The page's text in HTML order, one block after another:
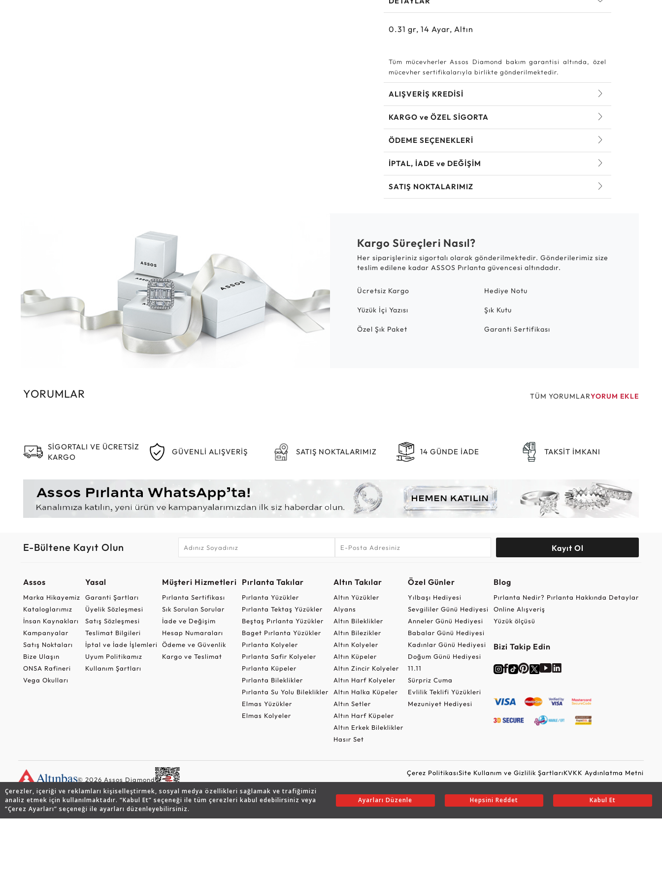
Çerezler, içeriği ve reklamları kişiselleştirmek, sosyal medya özellikleri sağlamak ve trafiğimizi
analiz etmek için kullanılmaktadır. “Kabul Et” seçeneği ile tüm çerezleri kabul edebilirsiniz veya
“Çerez Ayarları” seçeneği ile ayarları düzenleyebilirsiniz.
Ayarları Düzenle Hepsini Reddet Kabul Et
0.31gr,14Ayar, Altın
Tüm mücevherler Assos Diamond bakım garantisi altında, özel
mücevher sertifikalarıyla birlikte gönderilmektedir.
ALIŞVERİŞ KREDİSİ
KARGO ve ÖZEL SİGORTA
ÖDEME SEÇENEKLERİ
İPTAL, İADE ve DEĞİŞİM
SATIŞ NOKTALARIMIZ
Kargo Süreçleri Nasıl?
Her siparişleriniz sigortalı olarak gönderilmektedir. Gönderilerimiz size
teslim edilene kadar ASSOS Pırlanta güvencesi altındadır.
Ücretsiz Kargo Hediye Notu
Yüzük İçi Yazısı Şık Kutu
Özel Şık Paket Garanti Sertifikası
YORUMLAR TÜM YORUMLARYORUM EKLE
SİGORTALI VE ÜCRETSİZ
KARGO
GÜVENLİ ALIŞVERİŞ SATIŞ NOKTALARIMIZ 14 GÜNDE İADE TAKSİT İMKANI
E-Bültene Kayıt Olun Kayıt Ol
Assos
Marka Hikayemiz
Kataloglarımız
İnsan Kaynakları
Kampanyalar
Satış Noktaları
Bize Ulaşın
ONSA Rafineri
Vega Okulları
Yasal
Garanti Şartları
Üyelik Sözleşmesi
Satış Sözleşmesi
Teslimat Bilgileri
İptal ve İade İşlemleri
Uyum Politikamız
Kullanım Şartları
Müşteri Hizmetleri
Pırlanta Sertifikası
Sık Sorulan Sorular
İade ve Değişim
Hesap Numaraları
Ödeme ve Güvenlik
Kargo ve Teslimat
Pırlanta Takılar
Pırlanta Yüzükler
Pırlanta Tektaş Yüzükler
Beştaş Pırlanta Yüzükler
Baget Pırlanta Yüzükler
Pırlanta Kolyeler
Pırlanta Safir Kolyeler
Pırlanta Küpeler
Pırlanta Bileklikler
Pırlanta Su Yolu Bileklikler
Elmas Yüzükler
Elmas Kolyeler
Altın Takılar
Altın Yüzükler
Alyans
Altın Bileklikler
Altın Bilezikler
Altın Kolyeler
Altın Küpeler
Altın Zincir Kolyeler
Altın Harf Kolyeler
Altın Halka Küpeler
Altın Setler
Altın Harf Küpeler
Altın Erkek Bileklikler
Hasır Set
Özel Günler
Yılbaşı Hediyesi
Sevgililer Günü Hediyesi
Anneler Günü Hediyesi
Babalar Günü Hediyesi
Kadınlar Günü Hediyesi
Doğum Günü Hediyesi
11.11
Sürpriz Cuma
Evlilik Teklifi Yüzükleri
Mezuniyet Hediyesi
Blog
Pırlanta Nedir? Pırlanta Hakkında Detaylar
Online Alışveriş
Yüzük ölçüsü
Bizi Takip Edin
© 2026 Assos Diamond
Çerez PolitikasıSite Kullanım ve Gizlilik ŞartlarıKVKK Aydınlatma Metni